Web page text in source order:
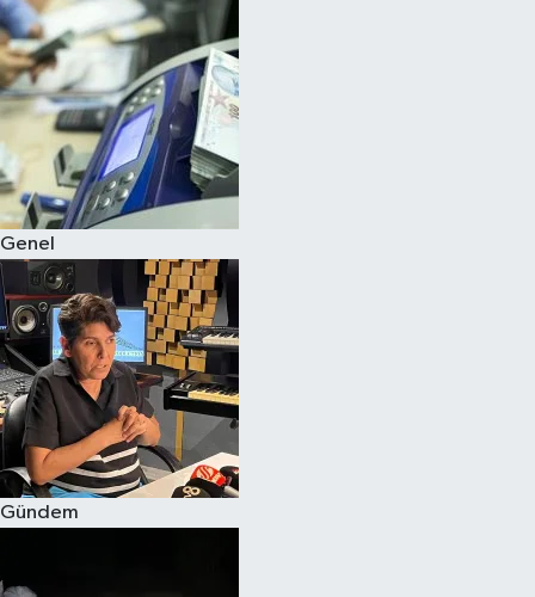
Genel
Gündem
Spor
Teknoloji
Yaşam